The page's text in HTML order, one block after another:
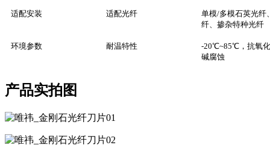
适配安装 适配光纤
单模/多模石英光纤
纤、掺杂特种光纤
环境参数 耐温特性
-20℃~85℃，抗氧
碱腐蚀
产品实拍图